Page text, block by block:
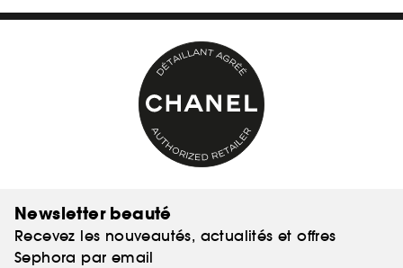
Newsletter beauté
Recevez les nouveautés, actualités et offres
Sephora par email